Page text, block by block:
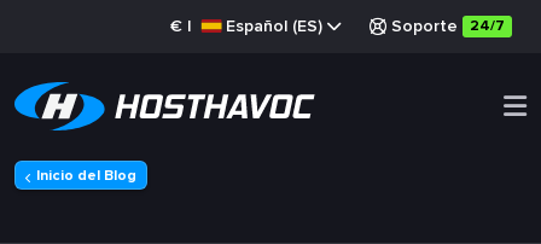
€ | Español (ES) Soporte 24/7
Inicio del Blog